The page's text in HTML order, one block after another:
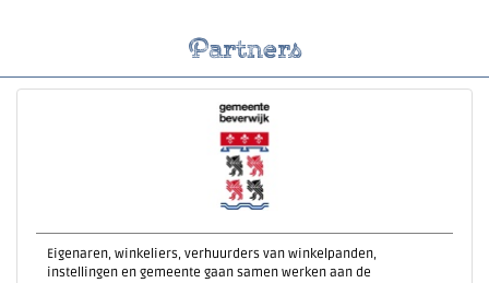
Partners
Eigenaren, winkeliers, verhuurders van winkelpanden,
instellingen en gemeente gaan samen werken aan de